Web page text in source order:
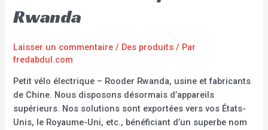
Rwanda
Laisser un commentaire / Des produits / Par
fredabdul.com
Petit vélo électrique – Rooder Rwanda, usine et fabricants
de Chine. Nous disposons désormais d’appareils
supérieurs. Nos solutions sont exportées vers vos États-
Unis, le Royaume-Uni, etc., bénéficiant d’un superbe nom